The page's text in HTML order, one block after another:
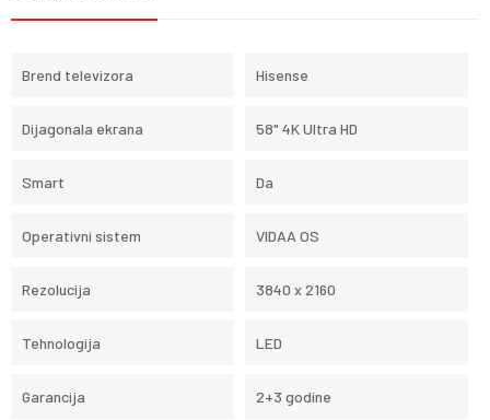
Brend televizora Hisense
Dijagonala ekrana 58" 4K Ultra HD
Smart Da
Operativni sistem VIDAA OS
Rezolucija 3840 x 2160
Tehnologija LED
Garancija 2+3 godine